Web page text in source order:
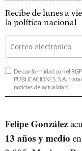
Recibe de lunes a
la política nacional
De conformidad con el
PUBLICACIONES, S.A.
noticias de actualidad.
Felipe González
13 años y medio